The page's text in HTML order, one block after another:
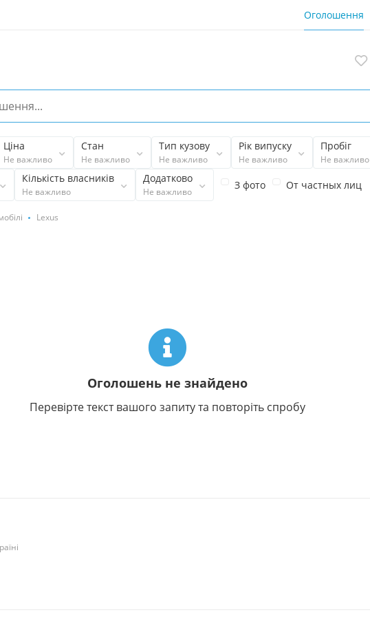
Оголошення
Ціна
Не важливо
Стан
Не важливо
Тип кузову
Не важливо
Рік випуску
Не важливо
Пробіг
Не важливо
Кількість власників
Не важливо
Додатково
Не важливо
З фото От частных лиц
Lexus
Оголошень не знайдено
Перевірте текст вашого запиту та повторіть спробу